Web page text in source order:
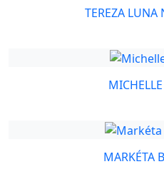
TEREZA LUNA
MARKÉTA